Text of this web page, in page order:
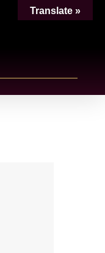
Translate »